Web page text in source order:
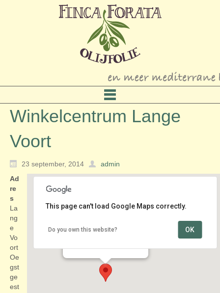
Winkelcentrum Lange
Voort
23 september, 2014 admin
Winkelcentrum Lange Voort
This page can't load Google Maps correctly.
Do you own this website? OK
Ad
re
s
La
ng
e
Vo
ort
Oe
gst
ge
est